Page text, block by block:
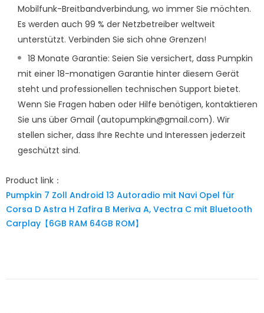
Mobilfunk-Breitbandverbindung, wo immer Sie möchten.
Es werden auch 99 % der Netzbetreiber weltweit
unterstützt. Verbinden Sie sich ohne Grenzen!
18 Monate Garantie: Seien Sie versichert, dass Pumpkin
mit einer 18-monatigen Garantie hinter diesem Gerät
steht und professionellen technischen Support bietet.
Wenn Sie Fragen haben oder Hilfe benötigen, kontaktieren
Sie uns über Gmail (autopumpkin@gmail.com). Wir
stellen sicher, dass Ihre Rechte und Interessen jederzeit
geschützt sind.
Product link：
Pumpkin 7 Zoll Android 13 Autoradio mit Navi Opel für
Corsa D Astra H Zafira B Meriva A, Vectra C mit Bluetooth
Carplay【6GB RAM 64GB ROM】